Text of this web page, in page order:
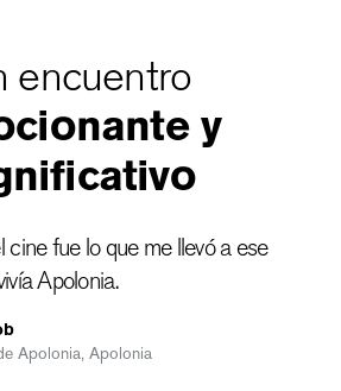
encuentro
y
cine fue lo que me llevó a ese
Apolonia.
Apolonia, Apolonia